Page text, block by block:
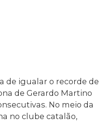
de igualar o recorde de
de Gerardo Martino
No meio da
no clube catalão,